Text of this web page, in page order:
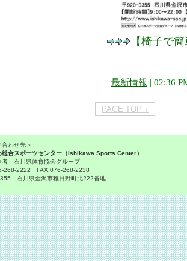
【椅子で
| 最新情報 | 02:36
PAGE TOP ↑
合わせ先＞
総合スポーツセンター（Ishikawa Sports Center）
者 石川県体育協会グループ
268-2222 FAX.076-268-2238
石川県金沢市稚日野町北222番地